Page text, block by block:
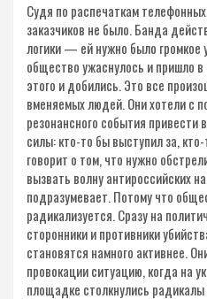
Судя по распечаткам
заказчиков не было. Банда
логики — ей нужно было громкое
общество ужаснулось и пришло
этого и добились. Это все
вменяемых людей. Они хотели с
резонансного события
силы: кто-то бы выступил за,
говорит о том, что нужно
вызвать волну антироссийских
подразумевает. Потому что
радикализуется. Сразу на
сторонники и противники
становятся намного активнее.
провокации ситуацию, когда на
площадке столкнулись